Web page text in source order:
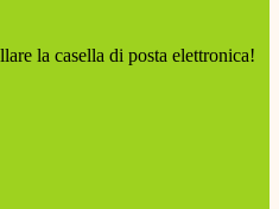
la casella di posta elettronica!